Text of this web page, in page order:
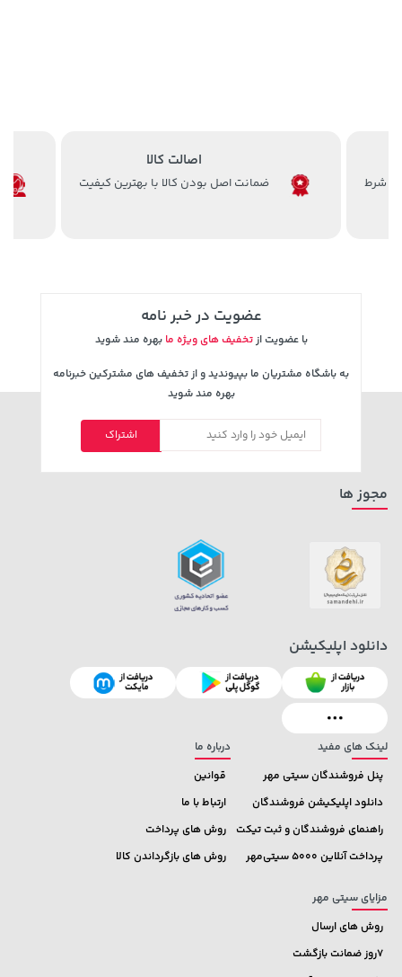
171,500
315,900 تومان خرید 27,480,000 تومان
129,000 تومان
145,900
خرید 22,580,000 تومان
اصالت کالا
ضمانت اصل بودن کالا با بهترین کیفیت
عضویت در خبر نامه
با عضویت ازتخفیف های ویژه ما بهره مند شوید
به باشگاه مشتریان ما بپیوندید و از تخفیف های مشترکین خبرنامه
بهره مند شوید
اشتراک
لینک های مفید
پنل فروشندگان سیتی مهر
دانلود اپلیکیشن فروشندگان
راهنمای فروشندگان و ثبت تیکت
پرداخت آنلاین 5000 سیتی‌مهر
درباره ما
قوانین
ارتباط با ما
روش های پرداخت
روش های بازگرداندن کالا
مزایای سیتی مهر
روش های ارسال
7روز ضمانت بازگشت
مجوز ها
دانلود اپلیکیشن